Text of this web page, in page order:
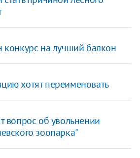
конкурс на лучший балкон
хотят переименовать
вопрос об увольнении
зоопарка"